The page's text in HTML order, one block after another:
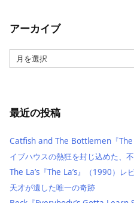
アーカイブ
ー
最近の投稿
Catfish and The Bottlemen『The
イブハウスの熱狂を封じ込めた、
The La’s『The La’s』（1990）レ
天才が遺した唯一の奇跡